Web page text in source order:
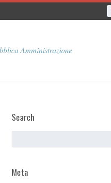
Amministrazione
Search
Meta